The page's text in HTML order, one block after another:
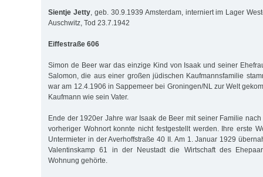
Sientje Jetty, geb. 30.9.1939 Amsterdam, interniert im Lager
Auschwitz, Tod 23.7.1942
Eiffestraße 606
Simon de Beer war das einzige Kind von Isaak und seiner
Salomon, die aus einer großen jüdischen Kaufmannsfamilie
war am 12.4.1906 in Sappemeer bei Groningen/NL zur Welt
Kaufmann wie sein Vater.
Ende der 1920er Jahre war Isaak de Beer mit seiner Familie
vorheriger Wohnort konnte nicht festgestellt werden. Ihre erste
Untermieter in der Averhoffstraße 40 II. Am 1. Januar 1929
Valentinskamp 61 in der Neustadt die Wirtschaft des
Wohnung gehörte.